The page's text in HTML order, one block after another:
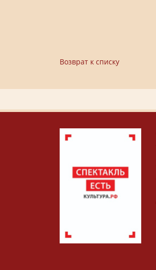
Возврат к списку